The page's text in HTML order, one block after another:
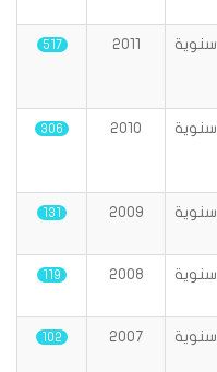
سنوية 2011
517
سنوية 2010
306
سنوية 2009
131
سنوية 2008
119
سنوية 2007
102